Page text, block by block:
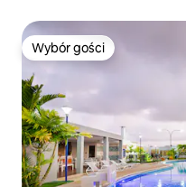
Wybór gości
Wybór gości